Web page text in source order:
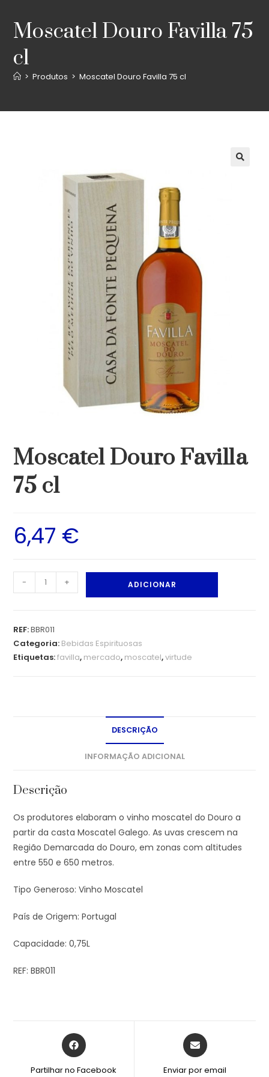
Moscatel Douro Favilla 75
cl
> Produtos > Moscatel Douro Favilla 75 cl
Moscatel Douro Favilla
75 cl
6,47 €
- + ADICIONAR
REF:BBR011
Categoria: Bebidas Espirituosas
Etiquetas:favilla, mercado, moscatel,virtude
DESCRIÇÃO
INFORMAÇÃO ADICIONAL
Descrição
Os produtores elaboram o vinho moscatel do Douro a
partir da casta Moscatel Galego. As uvas crescem na
Região Demarcada do Douro, em zonas com altitudes
entre 550 e 650 metros.
Tipo Generoso: Vinho Moscatel
País de Origem: Portugal
Capacidade: 0,75L
REF: BBR011
Partilhar no Facebook Enviar por email